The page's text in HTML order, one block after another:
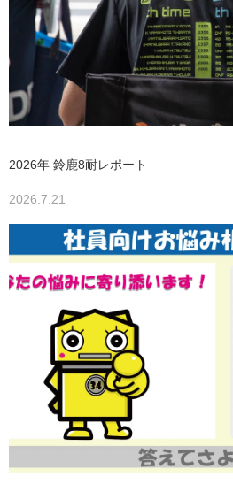
2026年 鈴鹿8耐レポート
2026.7.21